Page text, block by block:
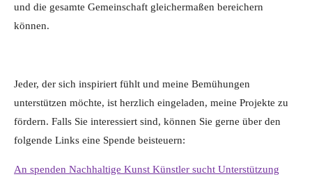
und die gesamte Gemeinschaft gleichermaßen bereichern
können.
Jeder, der sich inspiriert fühlt und meine Bemühungen
unterstützen möchte, ist herzlich eingeladen, meine Projekte zu
fördern. Falls Sie interessiert sind, können Sie gerne über den
folgende Links eine Spende beisteuern:
An spenden Nachhaltige Kunst Künstler sucht Unterstützung